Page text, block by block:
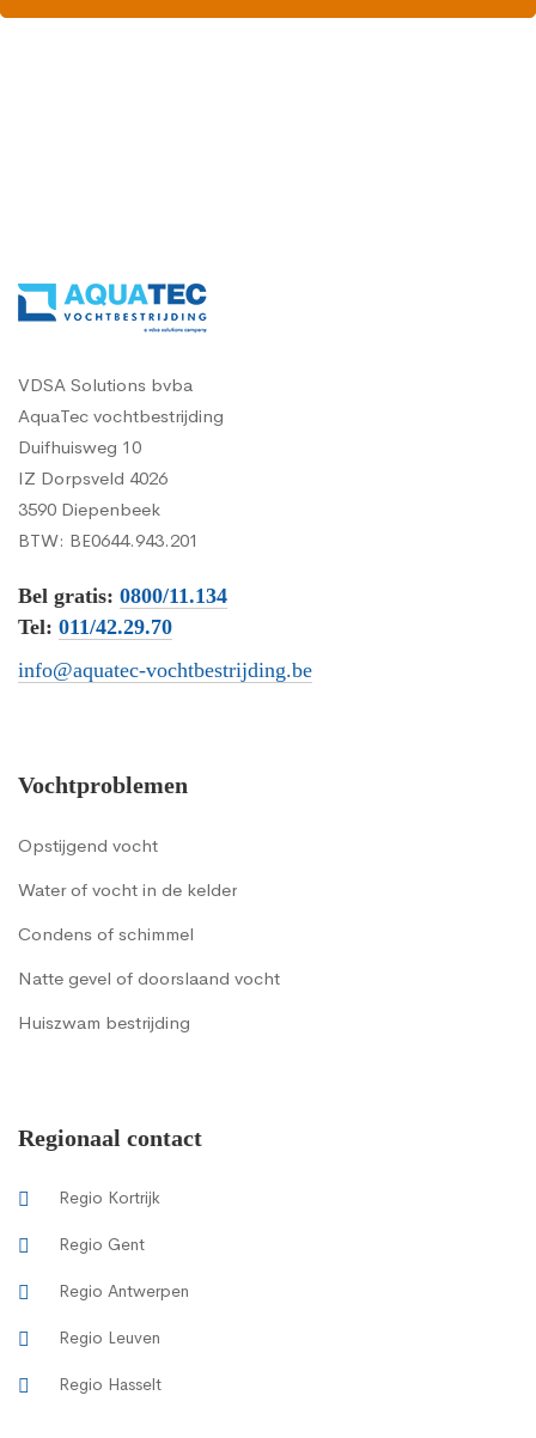
VDSA Solutions bvba
AquaTec vochtbestrijding
Duifhuisweg 10
IZ Dorpsveld 4026
3590 Diepenbeek
BTW: BE0644.943.201
Bel gratis: 0800/11.134
Tel: 011/42.29.70
info@aquatec-vochtbestrijding.be
Vochtproblemen
Opstijgend vocht
Water of vocht in de kelder
Condens of schimmel
Natte gevel of doorslaand vocht
Huiszwam bestrijding
Regionaal contact
Regio Kortrijk
Regio Gent
Regio Antwerpen
Regio Leuven
Regio Hasselt